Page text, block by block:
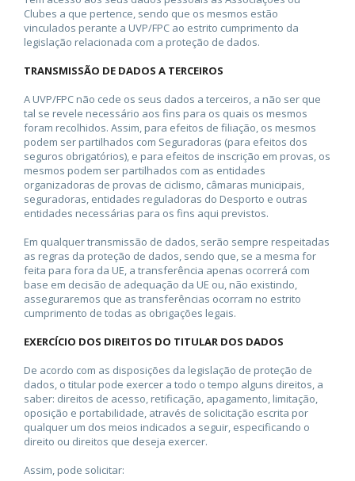
Clubes a que pertence, sendo que os mesmos estão
vinculados perante a UVP/FPC ao estrito cumprimento da
legislação relacionada com a proteção de dados.
TRANSMISSÃO DE DADOS A TERCEIROS
A UVP/FPC não cede os seus dados a terceiros, a não ser que
tal se revele necessário aos fins para os quais os mesmos
foram recolhidos. Assim, para efeitos de filiação, os mesmos
podem ser partilhados com Seguradoras (para efeitos dos
seguros obrigatórios), e para efeitos de inscrição em provas, os
mesmos podem ser partilhados com as entidades
organizadoras de provas de ciclismo, câmaras municipais,
seguradoras, entidades reguladoras do Desporto e outras
entidades necessárias para os fins aqui previstos.
Em qualquer transmissão de dados, serão sempre respeitadas
as regras da proteção de dados, sendo que, se a mesma for
feita para fora da UE, a transferência apenas ocorrerá com
base em decisão de adequação da UE ou, não existindo,
asseguraremos que as transferências ocorram no estrito
cumprimento de todas as obrigações legais.
EXERCÍCIO DOS DIREITOS DO TITULAR DOS DADOS
De acordo com as disposições da legislação de proteção de
dados, o titular pode exercer a todo o tempo alguns direitos, a
saber: direitos de acesso, retificação, apagamento, limitação,
oposição e portabilidade, através de solicitação escrita por
qualquer um dos meios indicados a seguir, especificando o
direito ou direitos que deseja exercer.
Assim, pode solicitar: